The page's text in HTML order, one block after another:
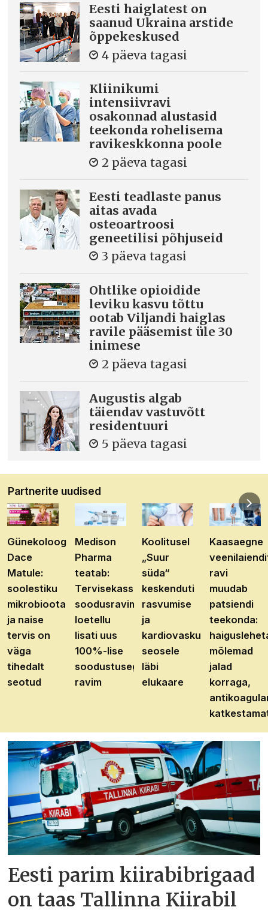
Eesti haiglatest on
saanud Ukraina arstide
õppekeskused
4 päeva tagasi
Kliinikumi
intensiivravi
osakonnad alustasid
teekonda rohelisema
ravikeskkonna poole
2 päeva tagasi
Eesti teadlaste panus
aitas avada
osteoartroosi
geneetilisi põhjuseid
3 päeva tagasi
Ohtlike opioidide
leviku kasvu tõttu
ootab Viljandi haiglas
ravile pääsemist üle 30
inimese
2 päeva tagasi
Augustis algab
täiendav vastuvõtt
residentuuri
5 päeva tagasi
Partnerite uudised
Günekoloog
Dace
Matule:
soolestiku
mikrobioota
ja naise
tervis on
väga
tihedalt
seotud
Medison
Pharma
teatab:
Tervisekassa
soodusravimite
loetellu
lisati uus
100%-lise
soodustusega
ravim
Koolitusel
„Suur
süda“
keskenduti
rasvumise
ja
kardiovaskulaarhaiguste
seosele
läbi
elukaare
Kaasaegne
ravi
muudab
patsiendi
teekonda:
mõlemad
jalad
korraga,
Eesti parim kiirabibrigaad
on taas Tallinna Kiirabil